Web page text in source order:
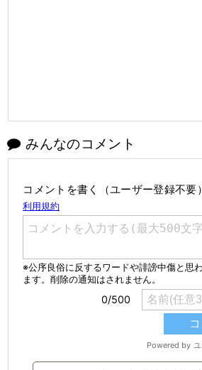
みんなのコメント
コメントを書く（ユーザー登録不要）